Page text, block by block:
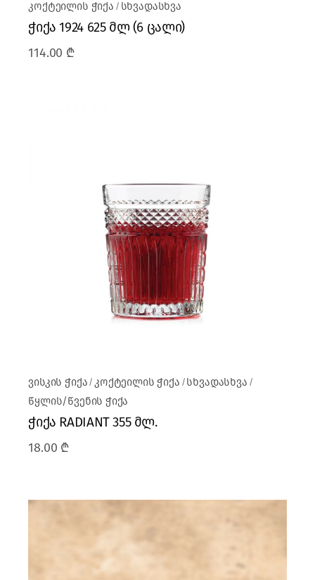
კოქტეილის ჭიქა სხვადასხვა
ჭიქა 1924 625 მლ (6 ცალი)
114.00 ₾
ვისკის ჭიქა კოქტეილის ჭიქა
სხვადასხვა
წყლის/წვენის ჭიქა
ჭიქა RADIANT 355 მლ.
18.00 ₾